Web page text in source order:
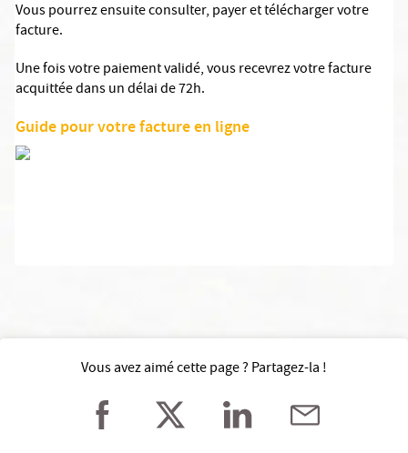
Vous pourrez ensuite consulter, payer et télécharger votre
facture.
Une fois votre paiement validé, vous recevrez votre facture
acquittée dans un délai de 72h.
Guide pour votre facture en ligne
Vous avez aimé cette page ? Partagez-la !